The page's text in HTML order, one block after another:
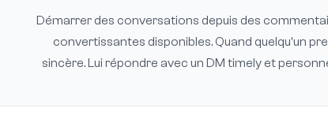
Démarrer des conversations depuis des
convertissantes disponibles. Quand quelqu'un
sincère. Lui répondre avec un DM timely et